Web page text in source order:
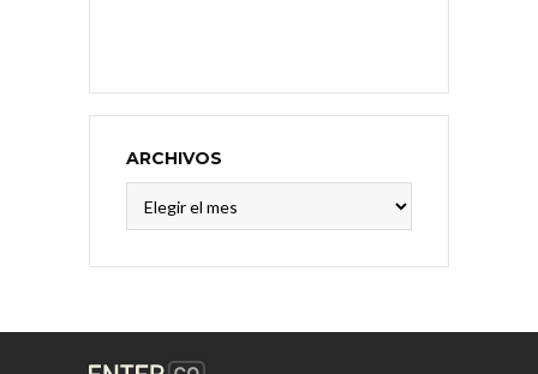
ARCHIVOS